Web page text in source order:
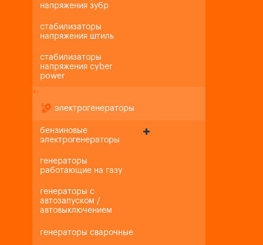
напряжения зубр
стабилизаторы
напряжения штиль
стабилизаторы
напряжения cyber
power
+-
электрогенераторы
бензиновые
электрогенераторы
генераторы
работающие на газу
генераторы с
автозапуском /
автовыключением
генераторы сварочные